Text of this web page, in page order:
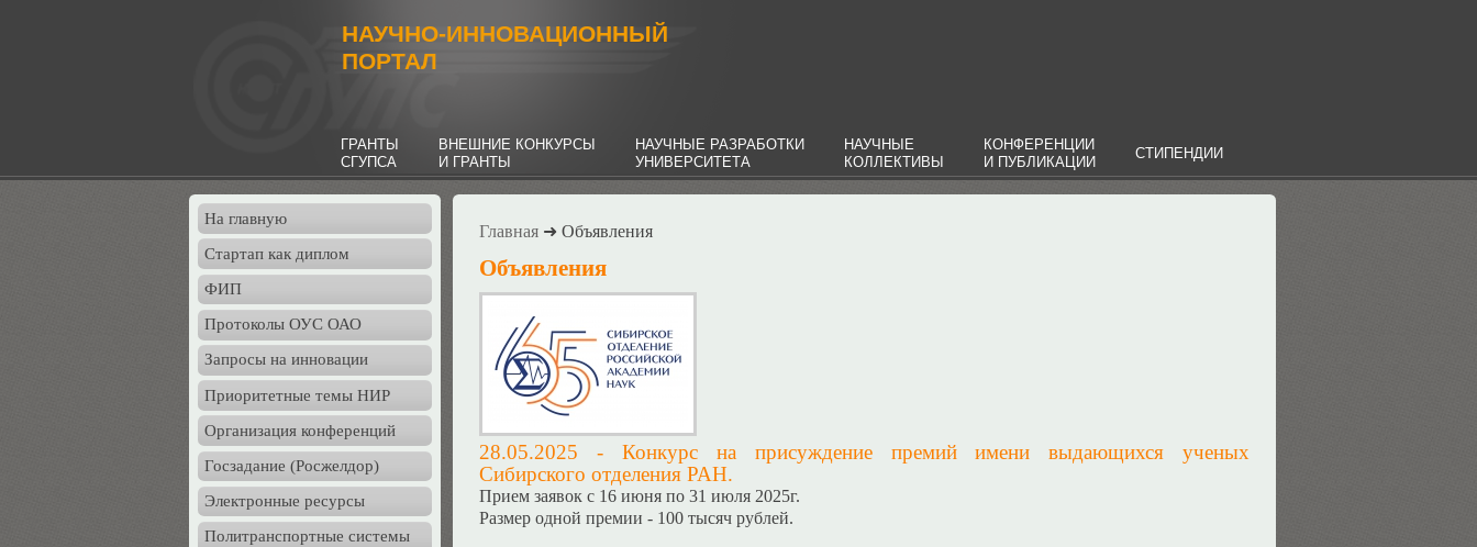
НАУЧНО-ИННОВАЦИОННЫЙ
ПОРТАЛ
ГРАНТЫ
СГУПСА
ВНЕШНИЕ КОНКУРСЫ
И ГРАНТЫ
НАУЧНЫЕ РАЗРАБОТКИ
УНИВЕРСИТЕТА
НАУЧНЫЕ
КОЛЛЕКТИВЫ
КОНФЕРЕНЦИИ
И ПУБЛИКАЦИИ
СТИПЕНДИИ
На главную
Стартап как диплом
ФИП
Протоколы ОУС ОАО
Запросы на инновации
Приоритетные темы НИР
Организация конференций
Госзадание (Росжелдор)
Электронные ресурсы
Политранспортные системы
Главная ➜ Объявления
Объявления
28.05.2025 - Конкурс на присуждение премий имени выдающихся ученых
Сибирского отделения РАН.
Прием заявок с 16 июня по 31 июля 2025г.
Размер одной премии - 100 тысяч рублей.